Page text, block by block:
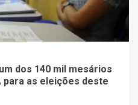
dos 140 mil mesários
para as eleições deste